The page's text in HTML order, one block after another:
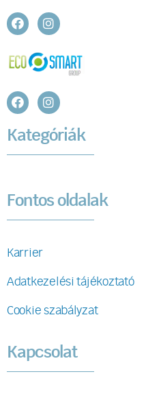
Kategóriák
Fontos oldalak
Karrier
Adatkezelési tájékoztató
Cookie szabályzat
Kapcsolat